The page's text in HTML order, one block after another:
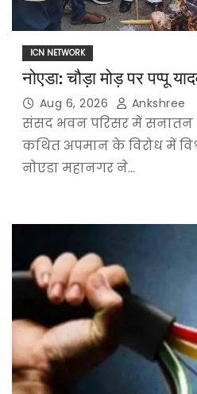
ICN NETWORK
नोएडा: चौड़ा मोड़ पर पप्पू
Aug 6, 2026 Ankshree
संसद भवन परिसर में
कथित अपमान के विरोध में
नोएडा महानगर ने…